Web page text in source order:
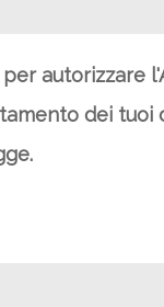
autorizzare
dei tuoi